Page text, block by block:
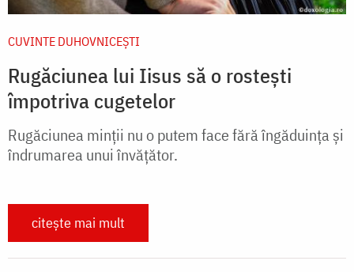
CUVINTE DUHOVNICEȘTI
Rugăciunea lui Iisus să o rostești
împotriva cugetelor
Rugăciunea minţii nu o putem face fără îngăduinţa şi
îndrumarea unui învăţător.
citește mai mult